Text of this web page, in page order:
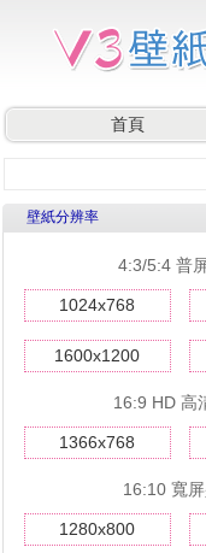
首頁
壁紙分辨率
4:3/5:4 普
1024x768
1600x1200
16:9 HD 高
1366x768
16:10 寬
1280x800